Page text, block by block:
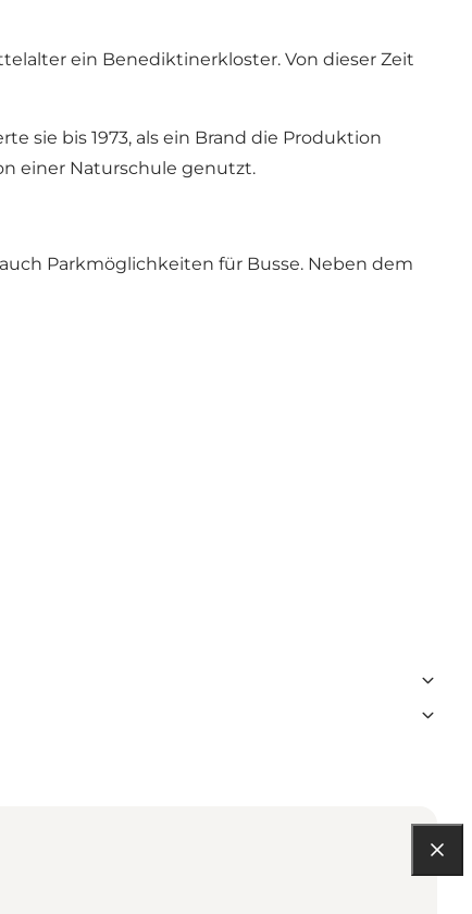
ein Benediktinerkloster. Von dieser Zeit
sie bis 1973, als ein Brand die Produktion
einer Naturschule genutzt.
Parkmöglichkeiten für Busse. Neben dem